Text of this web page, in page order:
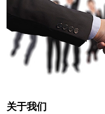
关于我们